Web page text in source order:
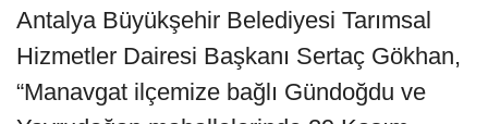
Antalya Büyükşehir Belediyesi Tarımsal
Hizmetler Dairesi Başkanı Sertaç Gökhan,
“Manavgat ilçemize bağlı Gündoğdu ve